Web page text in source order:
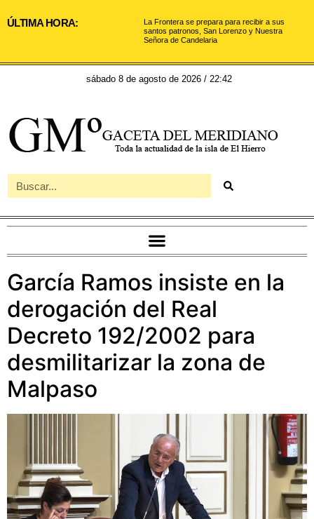
ÚLTIMA HORA:
La Frontera se prepara para recibir a sus
santos patronos, San Lorenzo y Nuestra
Señora de Candelaria
sábado 8 de agosto de 2026 / 22:42
García Ramos insiste en la
derogación del Real
Decreto 192/2002 para
desmilitarizar la zona de
Malpaso